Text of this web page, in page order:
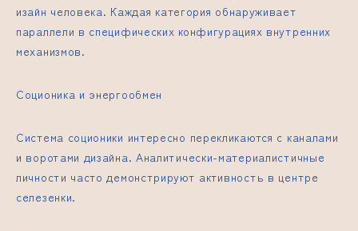
изайн человека. Каждая категория обнаруживает
параллели в специфических конфигурациях внутренних
механизмов.
Соционика и энергообмен
Система соционики интересно перекликаются с каналами
и воротами дизайна. Аналитически-материалистичные
личности часто демонстрируют активность в центре
селезенки.